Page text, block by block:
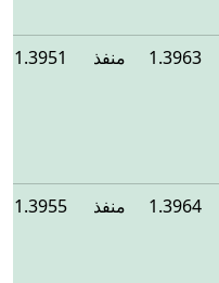
1.3963 منفذ 1.3951
1.3964 منفذ 1.3955